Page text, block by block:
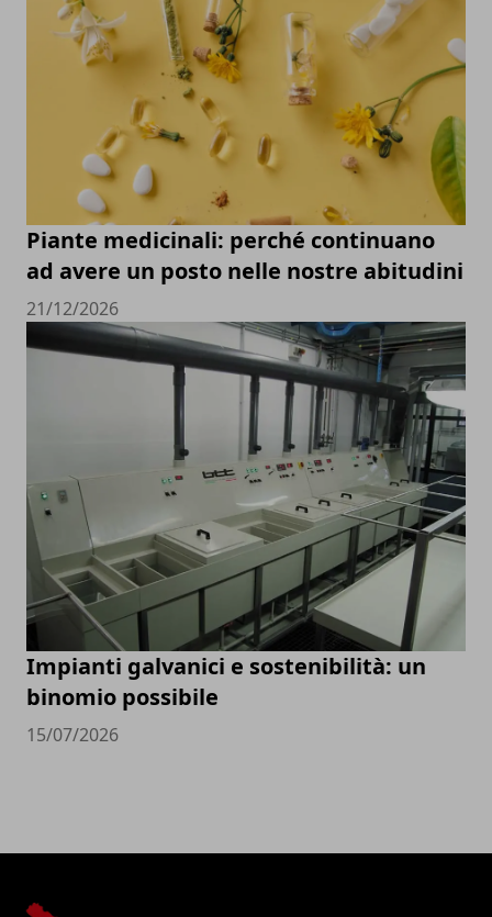
Piante medicinali: perché continuano
ad avere un posto nelle nostre abitudini
21/12/2026
Impianti galvanici e sostenibilità: un
binomio possibile
15/07/2026